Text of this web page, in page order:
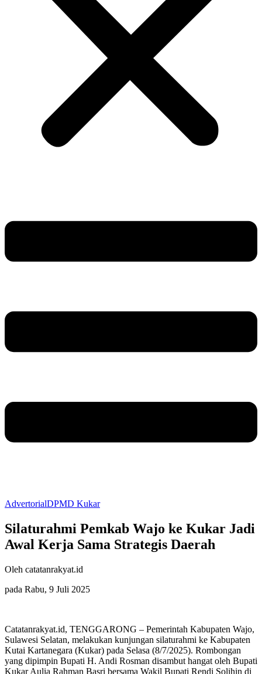
AdvertorialDPMD Kukar
Silaturahmi Pemkab Wajo ke Kukar Jadi
Awal Kerja Sama Strategis Daerah
Oleh catatanrakyat.id
pada Rabu, 9 Juli 2025
Catatanrakyat.id, TENGGARONG – Pemerintah Kabupaten Wajo,
Sulawesi Selatan, melakukan kunjungan silaturahmi ke Kabupaten
Kutai Kartanegara (Kukar) pada Selasa (8/7/2025). Rombongan
yang dipimpin Bupati H. Andi Rosman disambut hangat oleh Bupati
Kukar Aulia Rahman Basri bersama Wakil Bupati Rendi Solihin di